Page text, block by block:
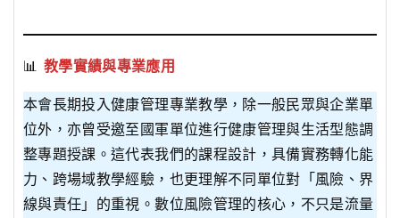
📊 教學實績與專業應用
本會長期投入健康管理專業教學，除一般民眾與企業單
位外，亦曾受邀至國軍單位進行健康管理與生活型態調
整專題授課。這代表我們的課程設計，具備實務轉化能
力、跨場域教學經驗，也更理解不同單位對「風險、界
線與責任」的重視。數位風險管理的核心，不只是流量